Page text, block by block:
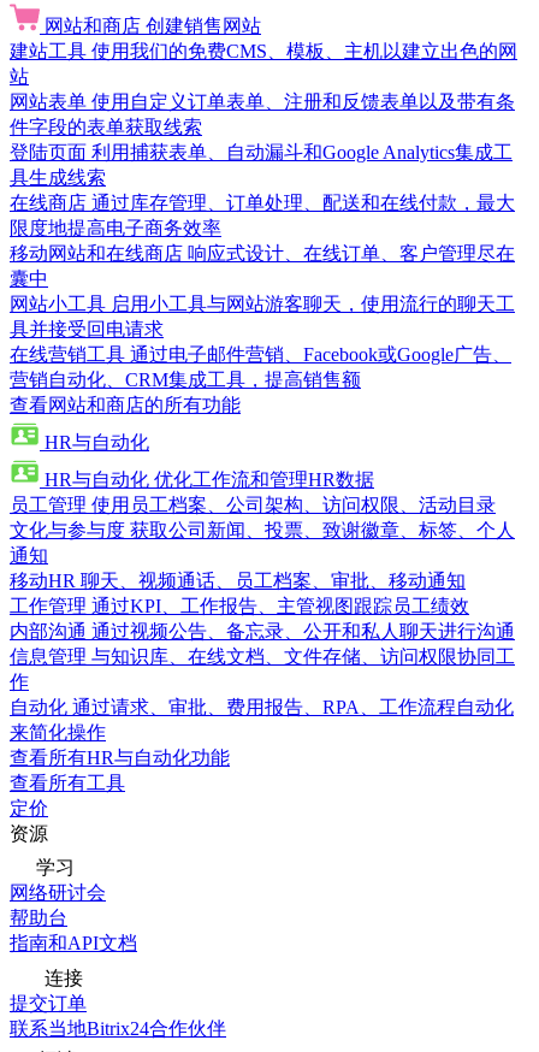
网站和商店 创建销售网站
建站工具 使用我们的免费CMS、模板、主机以建立出色的网
站
网站表单 使用自定义订单表单、注册和反馈表单以及带有条
件字段的表单获取线索
登陆页面 利用捕获表单、自动漏斗和Google Analytics集成工
具生成线索
在线商店 通过库存管理、订单处理、配送和在线付款，最大
限度地提高电子商务效率
移动网站和在线商店 响应式设计、在线订单、客户管理尽在
囊中
网站小工具 启用小工具与网站游客聊天，使用流行的聊天工
具并接受回电请求
在线营销工具 通过电子邮件营销、Facebook或Google广告、
营销自动化、CRM集成工具，提高销售额
查看网站和商店的所有功能
HR与自动化
HR与自动化 优化工作流和管理HR数据
员工管理 使用员工档案、公司架构、访问权限、活动目录
文化与参与度 获取公司新闻、投票、致谢徽章、标签、个人
通知
移动HR 聊天、视频通话、员工档案、审批、移动通知
工作管理 通过KPI、工作报告、主管视图跟踪员工绩效
内部沟通 通过视频公告、备忘录、公开和私人聊天进行沟通
信息管理 与知识库、在线文档、文件存储、访问权限协同工
作
自动化 通过请求、审批、费用报告、RPA、工作流程自动化
来简化操作
查看所有HR与自动化功能
查看所有工具
定价
资源
学习
网络研讨会
帮助台
指南和API文档
连接
提交订单
联系当地Bitrix24合作伙伴